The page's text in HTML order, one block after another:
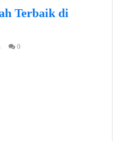
Terbaik di
0